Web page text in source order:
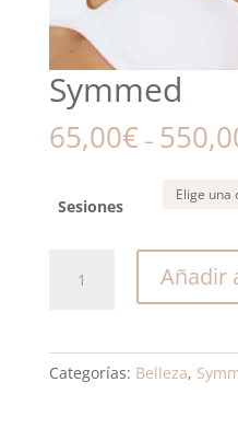
Symmed
65,00€ –
Sesiones
cantidad
Añadir
Categorías: Belleza,